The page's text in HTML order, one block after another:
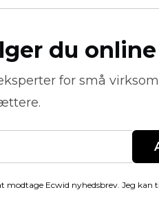
du online
for små
modtage Ecwid nyhedsbrev. Jeg kan